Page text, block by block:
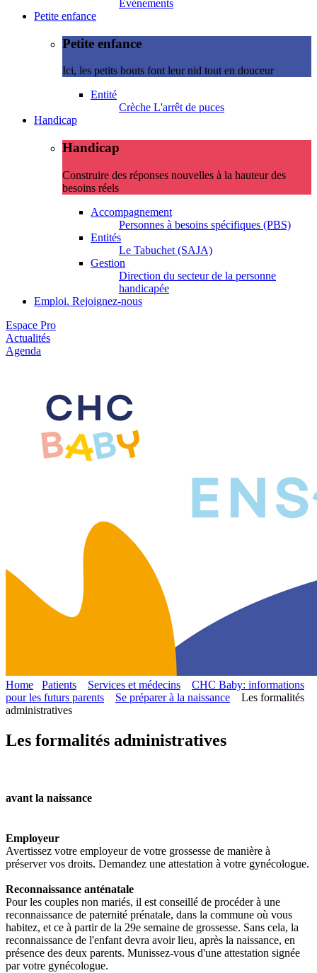
Evénements
Petite enfance
Petite enfance
Ici, les petits bouts font leur nid tout en douceur
Entité
Crèche L'arrêt de puces
Handicap
Handicap
Construire des réponses nouvelles à la hauteur des
besoins réels
Accompagnement
Personnes à besoins spécifiques (PBS)
Entités
Le Tabuchet (SAJA)
Gestion
Direction du secteur de la personne
handicapée
Emploi. Rejoignez-nous
Espace Pro
Actualités
Agenda
Home Patients Services et médecins
CHC Baby: informations
pour les futurs parents
Se préparer à la naissance
Les formalités
administratives
Les formalités administratives
avant la naissance
Employeur
Avertissez votre employeur de votre grossesse de manière à
préserver vos droits. Demandez une attestation à votre gynécologue.
Reconnaissance anténatale
Pour les couples non mariés, il est conseillé de procéder à une
reconnaissance de paternité prénatale, dans la commune où vous
habitez, et ce à partir de la 29e semaine de grossesse. Sans cela, la
reconnaissance de l'enfant devra avoir lieu, après la naissance, en
présence des deux parents. Munissez-vous d'une attestation signée
par votre gynécologue.